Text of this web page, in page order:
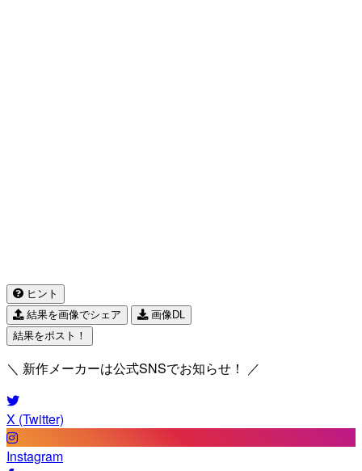
ヒント
結果を画像でシェア
画像DL
結果をポスト！
＼ 新作メーカーは公式SNSでお知らせ！ ／
X (Twitter)
Instagram